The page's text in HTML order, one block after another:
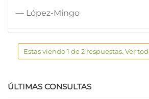
— López-Mingo
Estas viendo 1 de 2 respuestas. Ver
ÚLTIMAS CONSULTAS